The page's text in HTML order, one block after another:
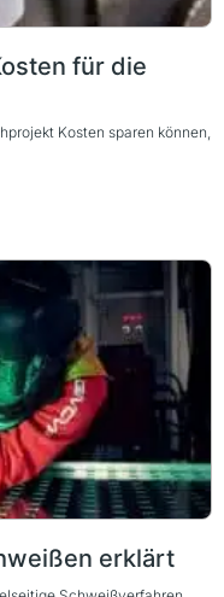
für die
Kosten sparen können,
erklärt